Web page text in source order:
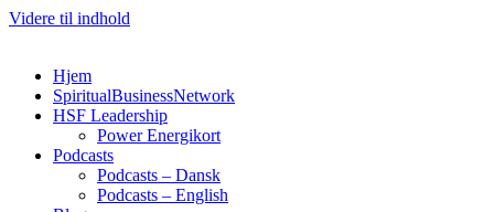
Videre til indhold
Hjem
SpiritualBusinessNetwork
HSF Leadership
Power Energikort
Podcasts
Podcasts – Dansk
Podcasts – English